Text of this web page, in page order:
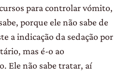
para controlar vómito,
porque ele não sabe de
a indicação da sedação por
mas é-o ao
Ele não sabe tratar, aí